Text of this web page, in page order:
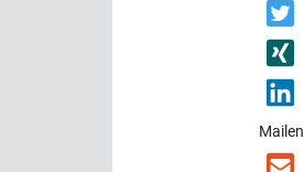
Mailen